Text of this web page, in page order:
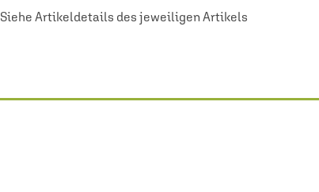
Siehe Artikeldetails des jeweiligen Artikels